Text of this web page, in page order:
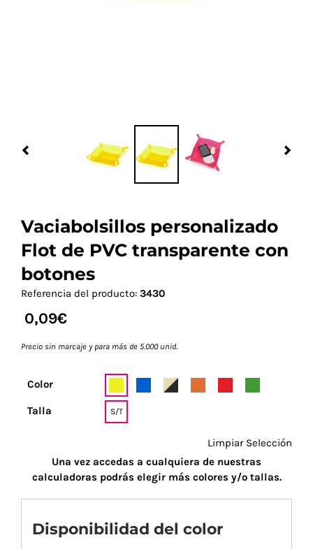
Vaciabolsillos personalizado
Flot de PVC transparente con
botones
Referencia del producto: 3430
0,09€
Precio sin marcaje y para más de 5.000 unid.
Color
Talla S/T
Limpiar Selección
Una vez accedas a cualquiera de nuestras
calculadoras podrás elegir más colores y/o tallas.
Disponibilidad del color